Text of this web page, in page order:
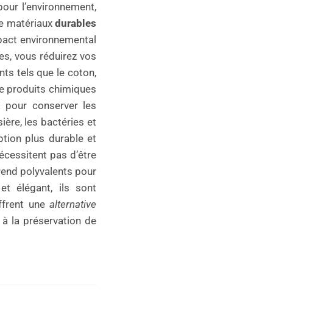
l’environnement,
matériaux durables
environnemental
vous réduirez vos
tels que le coton,
produits chimiques
conserver les
les bactéries et
plus durable et
pas d’être
polyvalents pour
élégant, ils sont
une alternative
la préservation de